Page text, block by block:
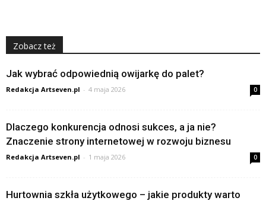
Zobacz też
Jak wybrać odpowiednią owijarkę do palet?
Redakcja Artseven.pl - 4 maja 2026 0
Dlaczego konkurencja odnosi sukces, a ja nie?
Znaczenie strony internetowej w rozwoju biznesu
Redakcja Artseven.pl - 1 maja 2026 0
Hurtownia szkła użytkowego – jakie produkty warto